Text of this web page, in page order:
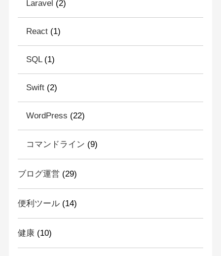
Laravel (2)
React(1)
SQL(1)
Swift(2)
WordPress (22)
コマンドライン (9)
ブログ運営 (29)
便利ツール(14)
健康(10)